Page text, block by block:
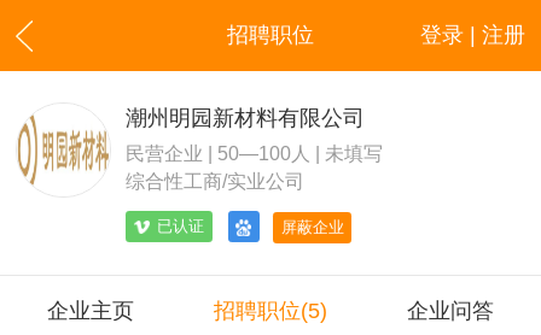
登录 | 注册
招聘职位
潮州明园新材料有限公司
民营企业 | 50—100人 | 未填写
综合性工商/实业公司
已认证 屏蔽企业
企业主页 招聘职位(5) 企业问答